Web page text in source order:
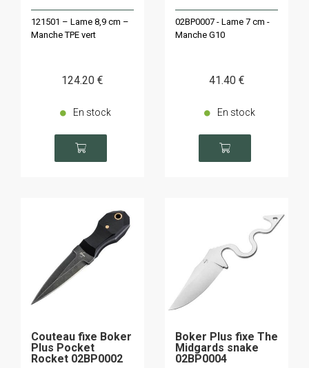
121501 – Lame 8,9 cm –
Manche TPE vert
124.20 €
En stock
02BP0007 - Lame 7 cm -
Manche G10
41.40 €
En stock
Couteau fixe Boker
Plus Pocket
Rocket 02BP0002
Boker Plus fixe The
Midgards snake
02BP0004